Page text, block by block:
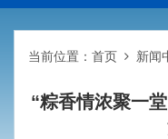
当前位置： 首页 新闻
“粽香情浓聚一